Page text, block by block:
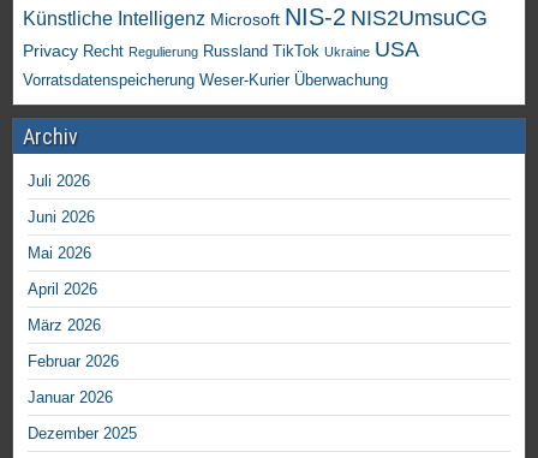
Künstliche Intelligenz Microsoft NIS-2 NIS2UmsuCG
Privacy Recht Regulierung Russland TikTok Ukraine USA
Vorratsdatenspeicherung Weser-Kurier Überwachung
Archiv
Juli 2026
Juni 2026
Mai 2026
April 2026
März 2026
Februar 2026
Januar 2026
Dezember 2025